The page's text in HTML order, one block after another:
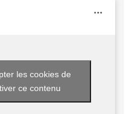
les cookies de
ce contenu